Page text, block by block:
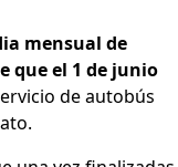
mensual de
que el 1 de junio
de autobús